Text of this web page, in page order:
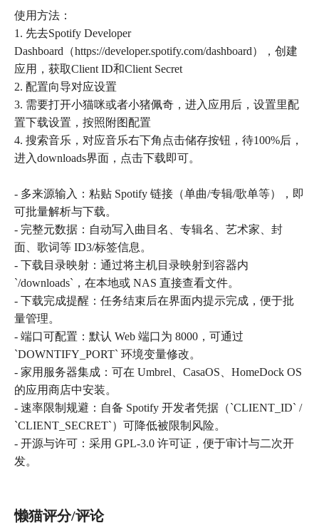
使用方法：
1. 先去Spotify Developer
Dashboard（https://developer.spotify.com/dashboard），创建
应用，获取Client ID和Client Secret
2. 配置向导对应设置
3. 需要打开小猫咪或者小猪佩奇，进入应用后，设置里配
置下载设置，按照附图配置
4. 搜索音乐，对应音乐右下角点击储存按钮，待100%后，
进入downloads界面，点击下载即可。
- 多来源输入：粘贴 Spotify 链接（单曲/专辑/歌单等），即
可批量解析与下载。
- 完整元数据：自动写入曲目名、专辑名、艺术家、封
面、歌词等 ID3/标签信息。
- 下载目录映射：通过将主机目录映射到容器内
‎`/downloads`，在本地或 NAS 直接查看文件。
- 下载完成提醒：任务结束后在界面内提示完成，便于批
量管理。
- 端口可配置：默认 Web 端口为 8000，可通过
‎`DOWNTIFY_PORT` 环境变量修改。
- 家用服务器集成：可在 Umbrel、CasaOS、HomeDock OS
的应用商店中安装。
- 速率限制规避：自备 Spotify 开发者凭据（‎`CLIENT_ID` /
‎`CLIENT_SECRET`）可降低被限制风险。
- 开源与许可：采用 GPL‑3.0 许可证，便于审计与二次开
发。
懒猫评分/评论